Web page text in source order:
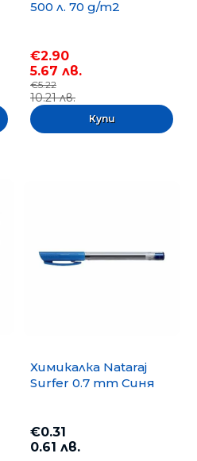
500 л. 70 g/m2
€2.90
5.67 лв.
€5.22
10.21 лв.
Химикалка Nataraj
Surfer 0.7 mm Синя
€0.31
0.61 лв.